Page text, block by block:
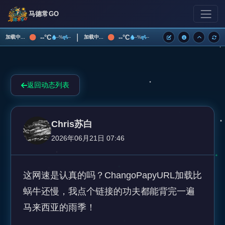
马德常GO
加载中... --°C --% -- | 加载中... --°C --% --
返回动态列表
Chris苏白
2026年06月21日 07:46
这网速是认真的吗？ChangoPapyURL加载比
蜗牛还慢，我点个链接的功夫都能背完一遍
马来西亚的雨季！